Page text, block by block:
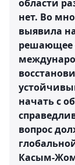
области
нет. Во
выявила
решающее
начать с
вопрос
Касым-